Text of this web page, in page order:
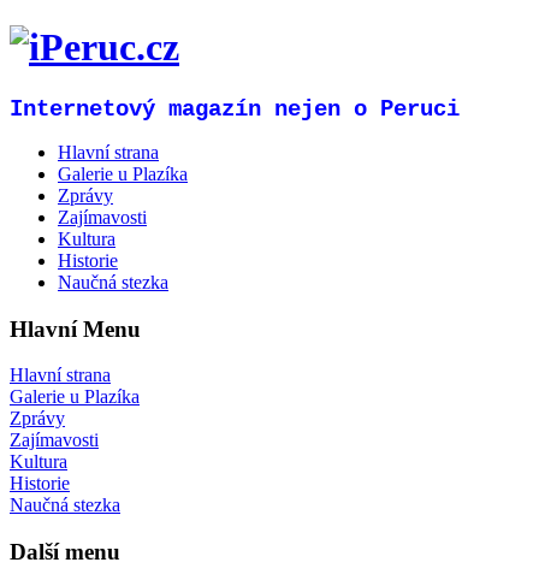
Internetový magazín nejen o Peruci
Hlavní strana
Galerie u Plazíka
Zprávy
Zajímavosti
Kultura
Historie
Naučná stezka
Hlavní Menu
Hlavní strana
Galerie u Plazíka
Zprávy
Zajímavosti
Kultura
Historie
Naučná stezka
Další menu